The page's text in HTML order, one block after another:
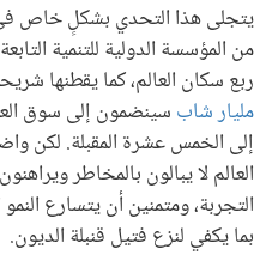
يتجلى هذا التحدي بشكلٍ خاص
من المؤسسة الدولية للتنمية
ربع سكان العالم، كما يقطنها
مليار شاب سينضمون إلى سوق
إلى الخمس عشرة المقبلة. لكن
العالم لا يبالون بالمخاطر
التجربة، ومتمنين أن يتسارع
بما يكفي لنزع فتيل قنبلة الديون.